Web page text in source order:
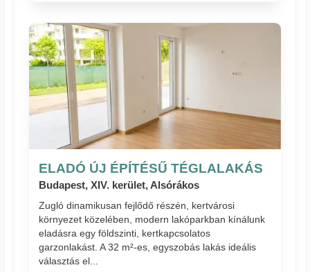
ELADÓ ÚJ ÉPÍTÉSŰ TÉGLALAKÁS
Budapest, XIV. kerület, Alsórákos
Zugló dinamikusan fejlődő részén, kertvárosi
környezet közelében, modern lakóparkban kínálunk
eladásra egy földszinti, kertkapcsolatos
garzonlakást. A 32 m²-es, egyszobás lakás ideális
választás el...